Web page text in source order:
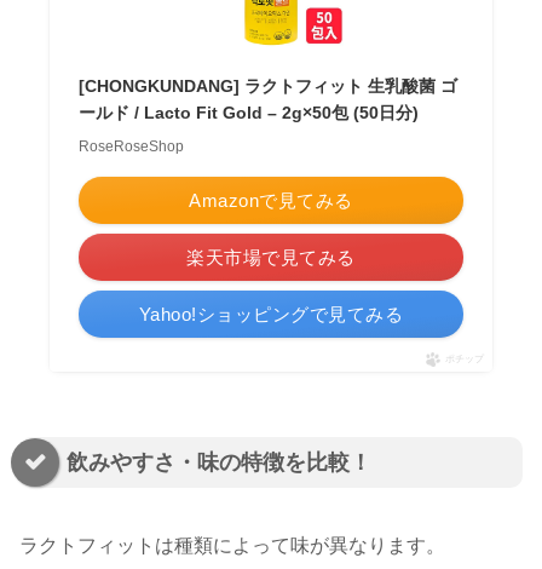
[CHONGKUNDANG] ラクトフィット 生乳酸菌 ゴ
ールド / Lacto Fit Gold – 2g×50包 (50日分)
RoseRoseShop
Amazonで見てみる
楽天市場で見てみる
Yahoo!ショッピングで見てみる
ポチップ
飲みやすさ・味の特徴を比較！
ラクトフィットは種類によって味が異なります。